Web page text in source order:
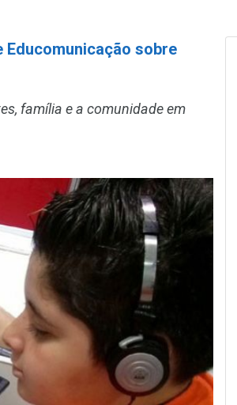
sobre
família e a comunidade em